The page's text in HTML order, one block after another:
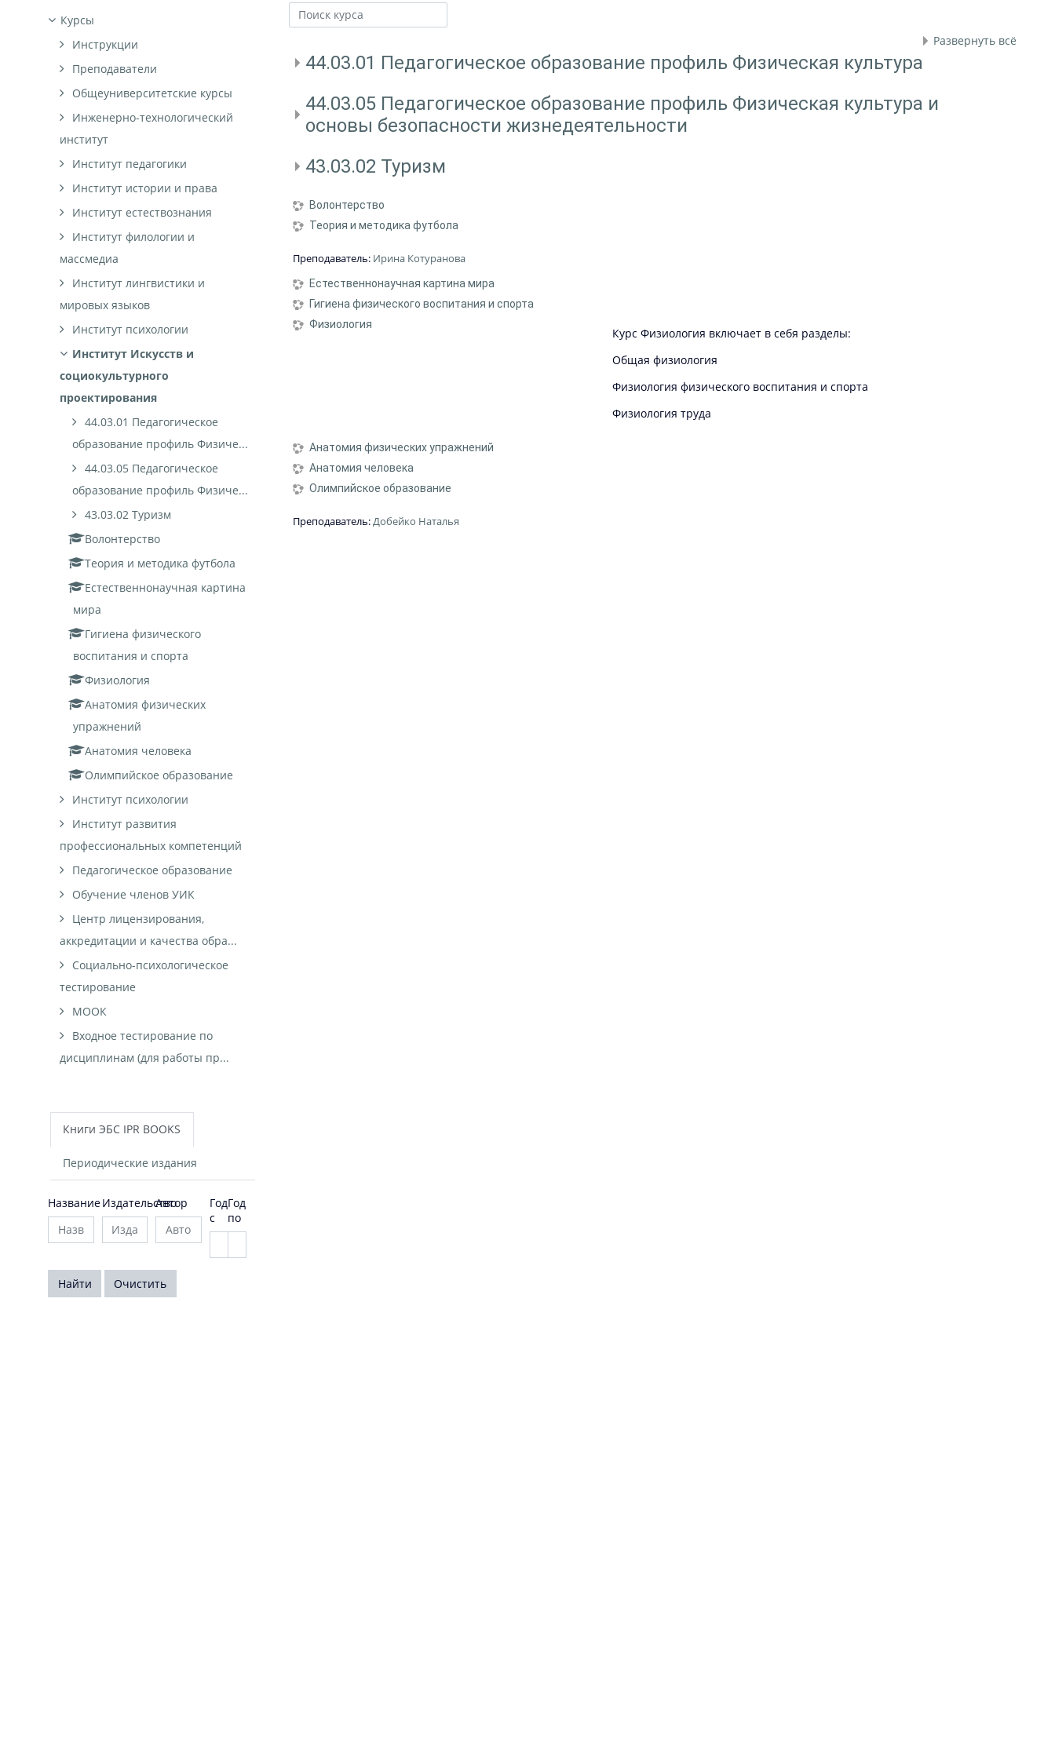
Поиск курса
Развернуть всё
44.03.01 Педагогическое образование профиль Физическая культура
44.03.05 Педагогическое образование профиль Физическая культура и
основы безопасности жизнедеятельности
43.03.02 Туризм
Волонтерство
Теория и методика футбола
Преподаватель: Ирина Котуранова
Естественнонаучная картина мира
Гигиена физического воспитания и спорта
Физиология
Курс Физиология включает в себя разделы:
Общая физиология
Физиология физического воспитания и спорта
Физиология труда
Анатомия физических упражнений
Анатомия человека
Олимпийское образование
Преподаватель:Добейко Наталья
Курсы
Инструкции
Преподаватели
Общеуниверситетские курсы
Инженерно-технологический
институт
Институт педагогики
Институт истории и права
Институт естествознания
Институт филологии и
массмедиа
Институт лингвистики и
мировых языков
Институт психологии
Институт Искусств и
социокультурного
проектирования
44.03.01 Педагогическое
образование профиль Физиче...
44.03.05 Педагогическое
образование профиль Физиче...
43.03.02 Туризм
Волонтерство
Теория и методика футбола
Естественнонаучная картина
мира
Гигиена физического
воспитания и спорта
Физиология
Анатомия физических
упражнений
Анатомия человека
Олимпийское образование
Институт психологии
Институт развития
профессиональных компетенций
Педагогическое образование
Обучение членов УИК
Центр лицензирования,
аккредитации и качества обра...
Социально-психологическое
тестирование
МООК
Входное тестирование по
дисциплинам (для работы пр...
Книги ЭБС IPR BOOKS
Периодические издания
НазваниеИздательство
Автор
Год
с
Год
по
Найти Очистить